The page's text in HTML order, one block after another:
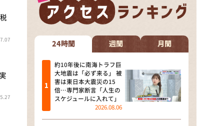
なるみ・岡村の過ぎるTV
相席食堂
これ余談なんですけど・・・
～人生密着トークバラエティ！
～ やすとものいたって真剣です
探偵！ナイトスクープ
24時間 週間 月間
約10年後に南海トラフ巨
大地震は「必ず来る」 被
害は東日本大震災の15
倍…専門家断言「人生の
スケジュールに入れて」
2026.08.06